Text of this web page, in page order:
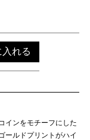
入れる
インをモチーフにした
ールドプリントがハイ